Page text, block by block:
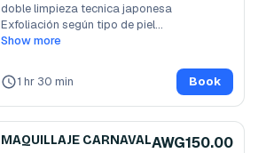
doble limpieza tecnica japonesa
Exfoliación según tipo de piel...
Show more
1 hr 30 min Book
MAQUILLAJE CARNAVALAWG150.00